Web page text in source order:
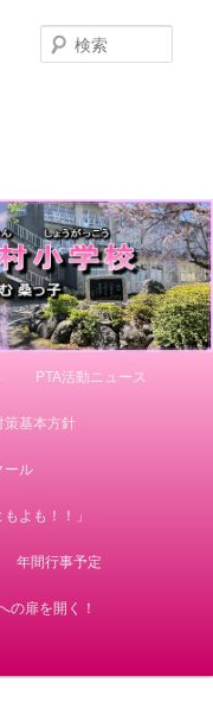
索
PTA活動ニュース
策基本方針
ール
よも！！」
年間行事予定
の扉を開く！